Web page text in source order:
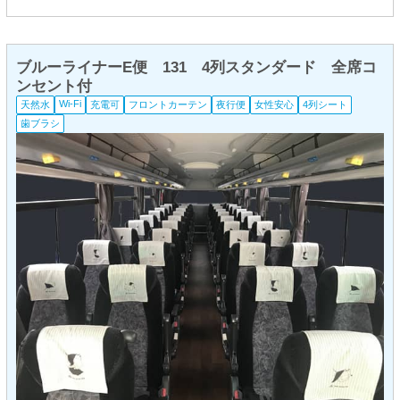
ブルーライナーE便 131 4列スタンダード 全席コ
ンセント付
天然水 Wi-Fi 充電可 フロントカーテン 夜行便 女性安心
4列シート
歯ブラシ